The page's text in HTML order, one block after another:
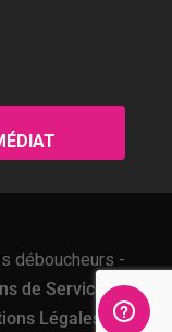
déboucheurs -
de Services-
Légales